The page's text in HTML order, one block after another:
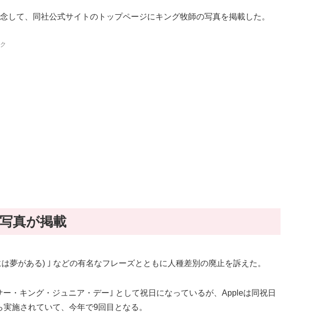
て、同社公式サイトのトップページにキング牧師の写真を掲載した。
真が掲載
がある) ｣ などの有名なフレーズとともに人種差別の廃止を訴えた。
・キング・ジュニア・デー｣ として祝日になっているが、Appleは同祝日
施されていて、今年で9回目となる。